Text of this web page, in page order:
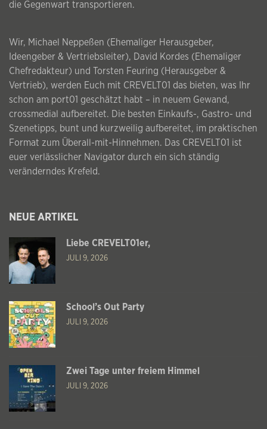
die Gegenwart transportieren.
Wir, Michael Neppeßen (Ehemaliger Herausgeber,
Ideengeber & Vertriebsleiter), David Kordes (Ehemaliger
Chefredakteur) und Torsten Feuring (Herausgeber &
Vertrieb), werden Euch mit CREVELT01 das bieten, was Ihr
schon am port01 geschätzt habt – in neuem Gewand,
crossmedial aufbereitet. Die besten Einkaufs-, Gastro- und
Szenetipps, bunt und kurzweilig aufbereitet, im praktischen
Format zum Überall-mit-Hinnehmen. Das CREVELT01 ist
euer verlässlicher Navigator durch ein sich ständig
veränderndes Krefeld.
NEUE ARTIKEL
Liebe CREVELT01er,
JULI 9, 2026
School’s Out Party
JULI 9, 2026
Zwei Tage unter freiem Himmel
JULI 9, 2026